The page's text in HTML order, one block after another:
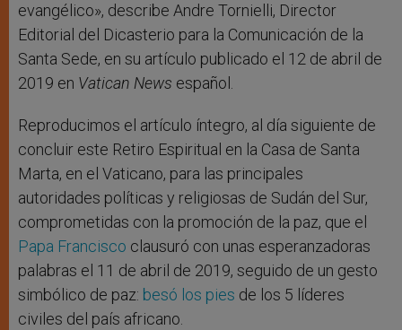
evangélico», describe Andre Tornielli, Director
Editorial del Dicasterio para la Comunicación de la
Santa Sede, en su artículo publicado el 12 de abril de
2019 en Vatican News español.
Reproducimos el artículo íntegro, al día siguiente de
concluir este Retiro Espiritual en la Casa de Santa
Marta, en el Vaticano, para las principales
autoridades políticas y religiosas de Sudán del Sur,
comprometidas con la promoción de la paz, que el
Papa Francisco clausuró con unas esperanzadoras
palabras el 11 de abril de 2019, seguido de un gesto
simbólico de paz: besó los pies de los 5 líderes
civiles del país africano.